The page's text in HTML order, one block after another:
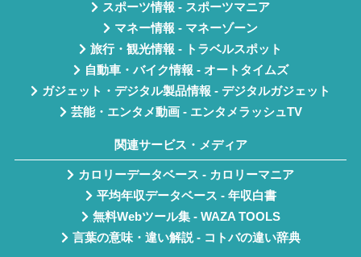
スポーツ情報 - スポーツマニア
マネー情報 - マネーゾーン
旅行・観光情報 - トラベルスポット
自動車・バイク情報 - オートタイムズ
ガジェット・デジタル製品情報 - デジタルガジェット
芸能・エンタメ動画 - エンタメラッシュTV
関連サービス・メディア
カロリーデータベース - カロリーマニア
平均年収データベース - 年収白書
無料Webツール集 - WAZA TOOLS
言葉の意味・違い解説 - コトバの違い辞典